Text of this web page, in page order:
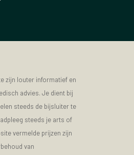
zijn louter informatief en
advies. Je dient bij
steeds de bijsluiter te
steeds je arts of
vermelde prijzen zijn
van